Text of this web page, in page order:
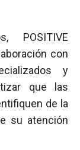
POSITIVE
con
y
que las
de la
su atención